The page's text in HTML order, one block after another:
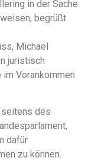
in der Sache
begrüßt
Michael
juristisch
Vorankommen
des
dafür
zu können.